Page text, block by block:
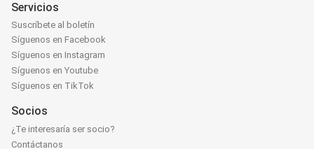
Servicios
Suscríbete al boletín
Síguenos en Facebook
Síguenos en Instagram
Síguenos en Youtube
Síguenos en TikTok
Socios
¿Te interesaría ser socio?
Contáctanos